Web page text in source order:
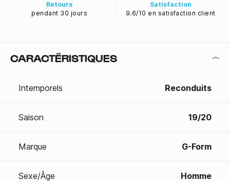
Retours
pendant 30 jours
Satisfaction
9.6/10 en satisfaction client
CARACTÉRISTIQUES
Intemporels Reconduits
Saison 19/20
Marque G-Form
Sexe/Âge Homme